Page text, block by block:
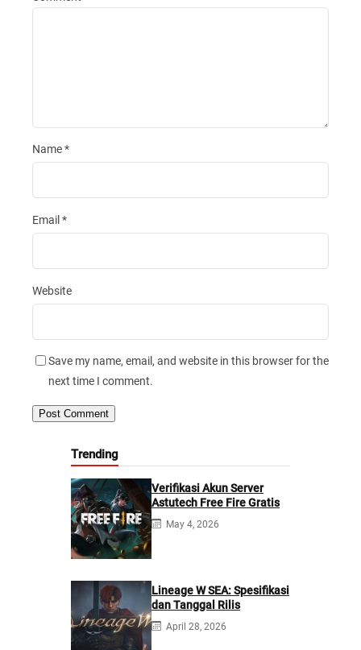
Name*
Email *
Website
Save my name, email, and website in this browser for the
next time I comment.
Trending
Verifikasi Akun Server
Astutech Free Fire Gratis
May 4, 2026
Lineage W SEA: Spesifikasi
dan Tanggal Rilis
April 28, 2026